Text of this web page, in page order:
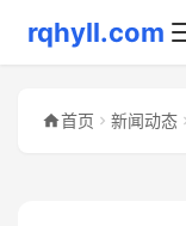
rqhyll.com
首页 新闻动态